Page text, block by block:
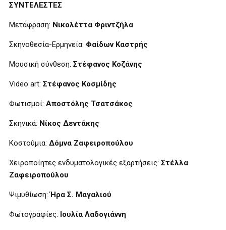
ΣΥΝΤΕΛΕΣΤΕΣ
Mετάφραση: Νικολέττα Φριντζήλα
Σκηνοθεσία-Ερμηνεία: Φαίδων Καστρής
Μουσική σύνθεση: Στέφανος Κοζάνης
Video art: Στέφανος Κοσμίδης
Φωτισμοί: Αποστόλης Τσατσάκος
Σκηνικά: Νίκος Δεντάκης
Κοστούμια: Δόμνα Ζαφειροπούλου
Χειροποίητες ενδυματολογικές εξαρτήσεις: Στέλλα
Ζαφειροπούλου
Ψιμυθίωση:Ήρα Σ. Μαγαλιού
Φωτογραφίες: Ιουλία Λαδογιάννη